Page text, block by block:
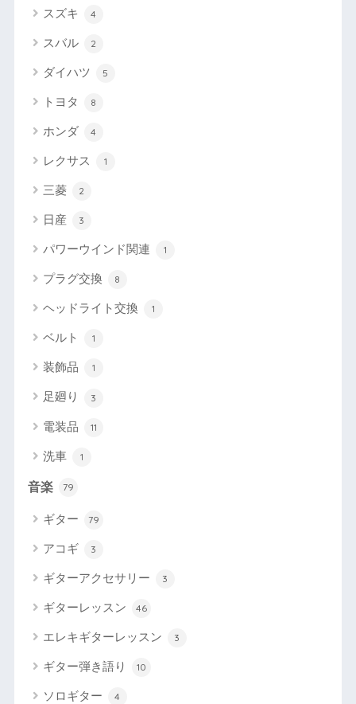
スズキ 4
スバル 2
ダイハツ 5
トヨタ 8
ホンダ 4
レクサス 1
三菱 2
日産 3
パワーウインド関連 1
プラグ交換 8
ヘッドライト交換 1
ベルト 1
装飾品 1
足廻り 3
電装品 11
洗車 1
音楽 79
ギター 79
アコギ 3
ギターアクセサリー 3
ギターレッスン 46
エレキギターレッスン 3
ギター弾き語り 10
ソロギター 4